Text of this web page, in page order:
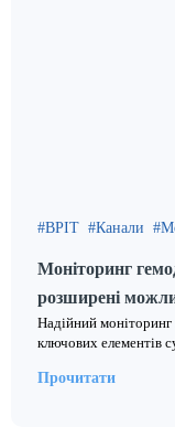
ВРІТ Канали
Моніторинг
розширені
Надійний
ключових елементів
Прочитати